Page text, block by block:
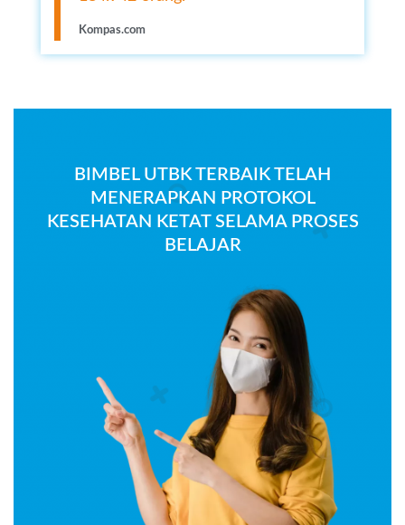
Kompas.com
BIMBEL UTBK TERBAIK TELAH
MENERAPKAN PROTOKOL
KESEHATAN KETAT SELAMA PROSES
BELAJAR